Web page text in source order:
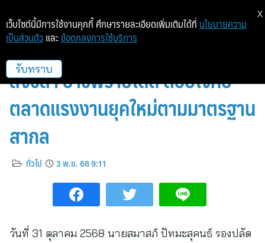
กรมพัฒน์ Upskill ช่างเชื่อม
สงขลา อาชีพรายได้ดี ตอบโจทย์
ตลาดแรงงานยุคใหม่ตามมาตรฐาน
สากล
ทั่วไป 3 พ.ย. 68 9:11
วันที่ 31 ตุลาคม 2568 นายสมาสภ์ ปัทมะสุคนธ์ รองปลัด
เว็บไซต์นี้มีการใช้งานคุกกี้ ศึกษารายละเอียดเพิ่มเติมได้ที่ นโยบายความ
เป็นส่วนตัว และ ข้อตกลงการใช้บริการ
รับทราบ
X